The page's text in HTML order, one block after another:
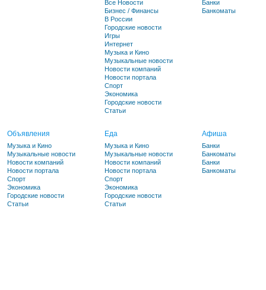
Все Новости
Бизнес / Финансы
В России
Городские новости
Игры
Интернет
Музыка и Кино
Музыкальные новости
Новости компаний
Новости портала
Спорт
Экономика
Городские новости
Статьи
Банки
Банкоматы
Объявления
Музыка и Кино
Музыкальные новости
Новости компаний
Новости портала
Спорт
Экономика
Городские новости
Статьи
Еда
Музыка и Кино
Музыкальные новости
Новости компаний
Новости портала
Спорт
Экономика
Городские новости
Статьи
Афиша
Банки
Банкоматы
Банки
Банкоматы